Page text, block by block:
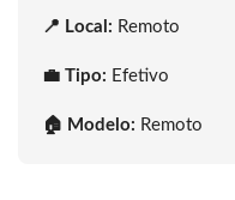
📍 Local: Remoto
💼 Tipo: Efetivo
🏠 Modelo: Remoto